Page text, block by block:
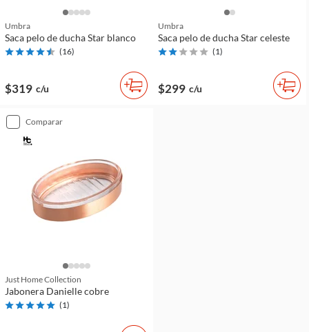
Umbra
Saca pelo de ducha Star blanco
(16)
$319 c/u
Umbra
Saca pelo de ducha Star celeste
(1)
$299 c/u
comparar
Just Home Collection
Jabonera Danielle cobre
(1)